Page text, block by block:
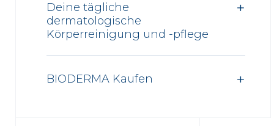
Deine tägliche
dermatologische
Körperreinigung und -pflege
BIODERMA Kaufen